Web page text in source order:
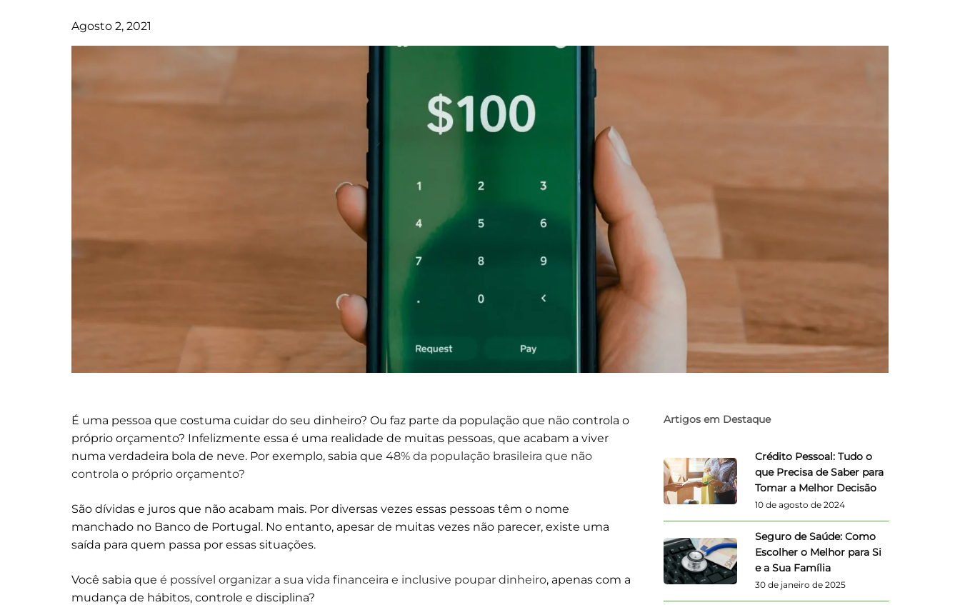
Agosto 2, 2021
É uma pessoa que costuma cuidar do seu dinheiro? Ou faz parte da população que não controla o
próprio orçamento? Infelizmente essa é uma realidade de muitas pessoas, que acabam a viver
numa verdadeira bola de neve. Por exemplo, sabia que 48% da população brasileira que não
controla o próprio orçamento?
São dívidas e juros que não acabam mais. Por diversas vezes essas pessoas têm o nome
manchado no Banco de Portugal. No entanto, apesar de muitas vezes não parecer, existe uma
saída para quem passa por essas situações.
Você sabia que é possível organizar a sua vida financeira e inclusive poupar dinheiro, apenas com a
mudança de hábitos, controle e disciplina?
Artigos em Destaque
Crédito Pessoal: Tudo o
que Precisa de Saber para
Tomar a Melhor Decisão
10 de agosto de 2024
Seguro de Saúde: Como
Escolher o Melhor para Si
e a Sua Família
30 de janeiro de 2025